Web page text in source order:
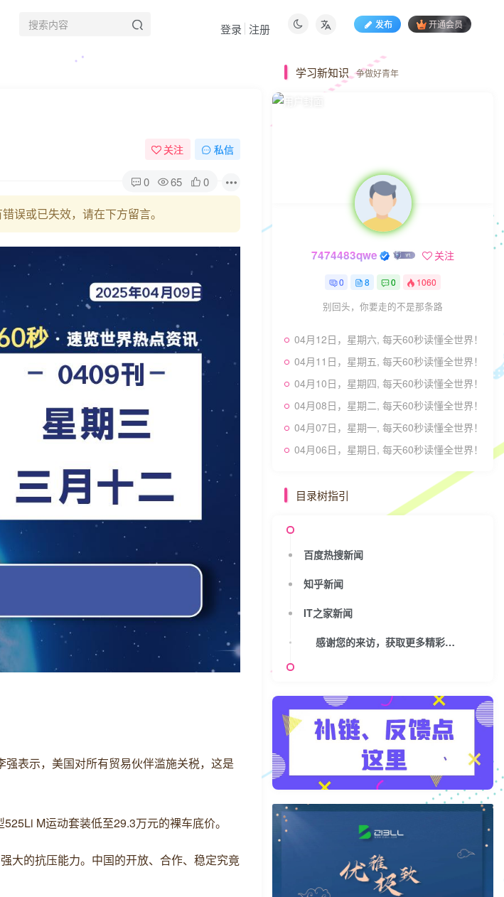
发布 开通会员
登录 注册
关注 私信
0 65 0
误或已失效，请在下方留言。
表示，美国对所有贸易伙伴滥施关税，这是
M运动套装低至29.3万元的裸车底价。
大的抗压能力。中国的开放、合作、稳定究竟
学习新知识 争做好青年
7474483qwe 关注
0 8 0 1060
别回头，你要走的不是那条路
04月12日，星期六, 每天60秒读懂全世界！
04月11日，星期五, 每天60秒读懂全世界！
04月10日，星期四, 每天60秒读懂全世界！
04月08日，星期二, 每天60秒读懂全世界！
04月07日，星期一, 每天60秒读懂全世界！
04月06日，星期日, 每天60秒读懂全世界！
目录树指引
百度热搜新闻
知乎新闻
IT之家新闻
感谢您的来访，获取更多精彩文章请收藏本站。